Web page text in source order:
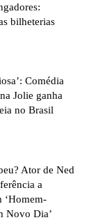
bilheterias
Comédia
Jolie ganha
no Brasil
Ator de Ned
a
‘Homem-
Novo Dia’